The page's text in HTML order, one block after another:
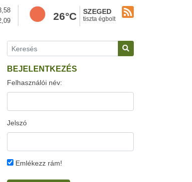
26°C SZEGED
tiszta égbolt
BEJELENTKEZÉS
Felhasználói név:
Jelszó
Emlékezz rám!